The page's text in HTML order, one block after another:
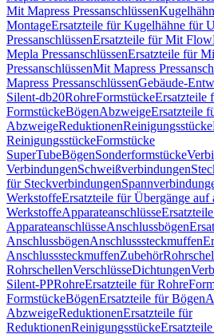
Mit Mapress Pressanschlüssen
MontageErsatzteile für Kugelhähne für
PressanschlüssenErsatzteile für Mit
Mepla PressanschlüssenErsatzteile für
PressanschlüssenMit Mapress
Mapress PressanschlüssenGebäude-
Silent-db20RohreFormstückeErsatzteile
FormstückeBögenAbzweigeErsatzteile
AbzweigeReduktionenReinigungsstücke
ReinigungsstückeFormstücke
SuperTubeBögenSonderformstücke
VerbindungenSchweißverbindungen
für Steckverbindungen
WerkstoffeErsatzteile für Übergänge auf
WerkstoffeApparateanschlüsse
ApparateanschlüsseAnschlussbögen
AnschlussbögenAnschlusssteckmuffen
AnschlusssteckmuffenZubehör
RohrschellenVerschlüsseDichtungen
Silent-PPRohreErsatzteile für Rohre
FormstückeBögenErsatzteile für Bögen
AbzweigeReduktionenErsatzteile für
ReduktionenReinigungsstücke